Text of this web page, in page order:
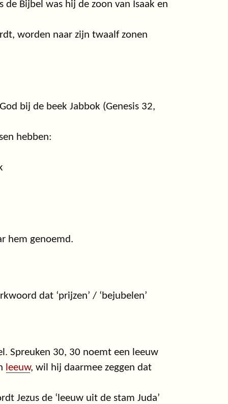
de Bijbel was hij de zoon van Isaak en
worden naar zijn twaalf zonen
bij de beek Jabbok (Genesis 32,
hebben:
hem genoemd.
dat ‘prijzen’ / ‘bejubelen’
Spreuken 30, 30 noemt een leeuw
leeuw, wil hij daarmee zeggen dat
Jezus de ‘leeuw uit de stam Juda’